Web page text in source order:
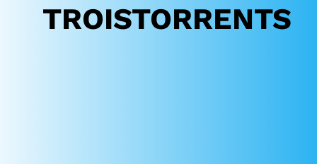
TROISTORRENTS